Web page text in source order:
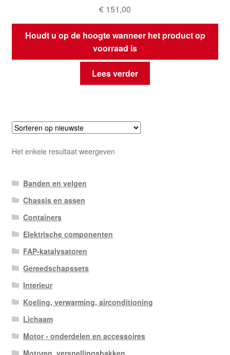
€ 151,00
Houdt u op de hoogte wanneer het product op
voorraad is
Lees verder
Het enkele resultaat weergeven
Banden en velgen
Chassis en assen
Containers
Elektrische componenten
FAP-katalysatoren
Gereedschapssets
Interieur
Koeling, verwarming, airconditioning
Lichaam
Motor - onderdelen en accessoires
Motoren, versnellingsbakken